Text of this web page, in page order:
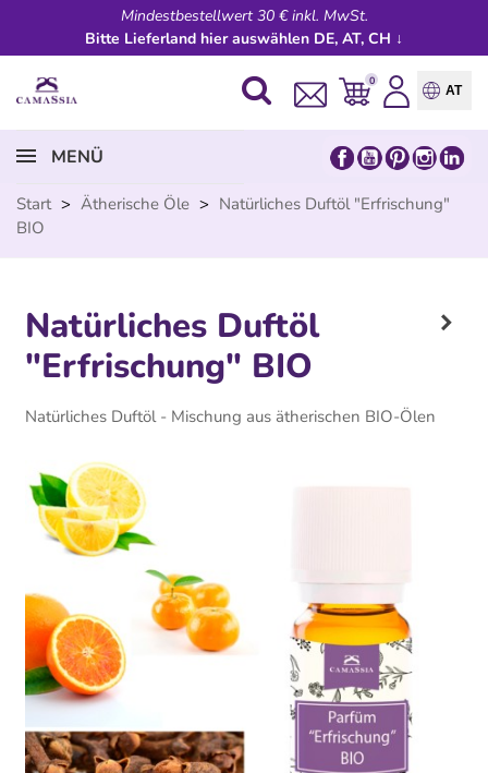
Mindestbestellwert 30 € inkl. MwSt.
Bitte Lieferland hier auswählen DE, AT, CH ↓
0
AT
MENÜ
Start > Ätherische Öle > Natürliches Duftöl "Erfrischung"
BIO
Natürliches Duftöl
"Erfrischung" BIO
Natürliches Duftöl - Mischung aus ätherischen BIO-Ölen